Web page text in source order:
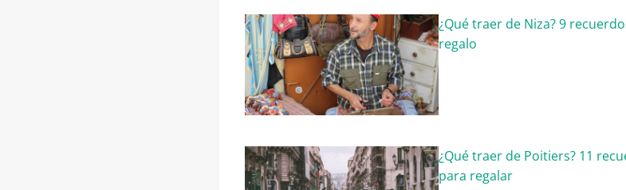
¿Qué traer de Niza? 9
regalo
¿Qué traer de Poitiers? 11
para regalar